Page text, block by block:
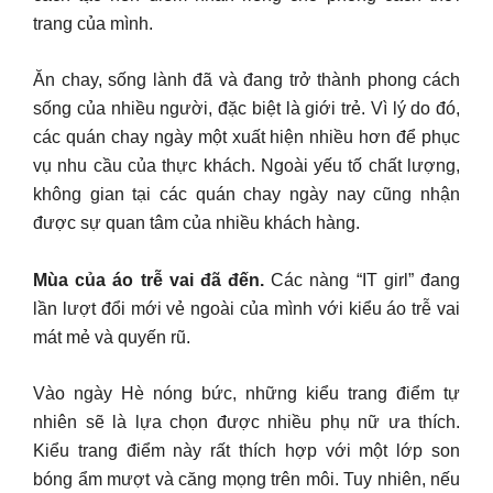
trang của mình.
Ăn chay, sống lành đã và đang trở thành phong cách
sống của nhiều người, đặc biệt là giới trẻ. Vì lý do đó,
các quán chay ngày một xuất hiện nhiều hơn để phục
vụ nhu cầu của thực khách. Ngoài yếu tố chất lượng,
không gian tại các quán chay ngày nay cũng nhận
được sự quan tâm của nhiều khách hàng.
Mùa của áo trễ vai đã đến. Các nàng “IT girl” đang
lần lượt đổi mới vẻ ngoài của mình với kiểu áo trễ vai
mát mẻ và quyến rũ.
Vào ngày Hè nóng bức, những kiểu trang điểm tự
nhiên sẽ là lựa chọn được nhiều phụ nữ ưa thích.
Kiểu trang điểm này rất thích hợp với một lớp son
bóng ẩm mượt và căng mọng trên môi. Tuy nhiên, nếu